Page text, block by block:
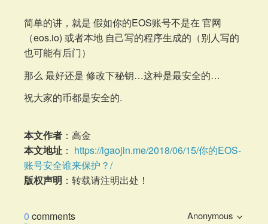
简单的讲，就是 假如你的EOS账号不是在 官网
（eos.io) 或者本地 自己写的程序生成的（别人写的
也可能有后门）
那么 最好还是 修改下秘钥…这种是最安全的…
祝大家的币都是安全的.
本文作者 ：高金
本文地址 ： https://igaojin.me/2018/06/15/你的EOS-
账号安全谁来保护？/
版权声明 ：转载请注明出处！
0 comments Anonymous